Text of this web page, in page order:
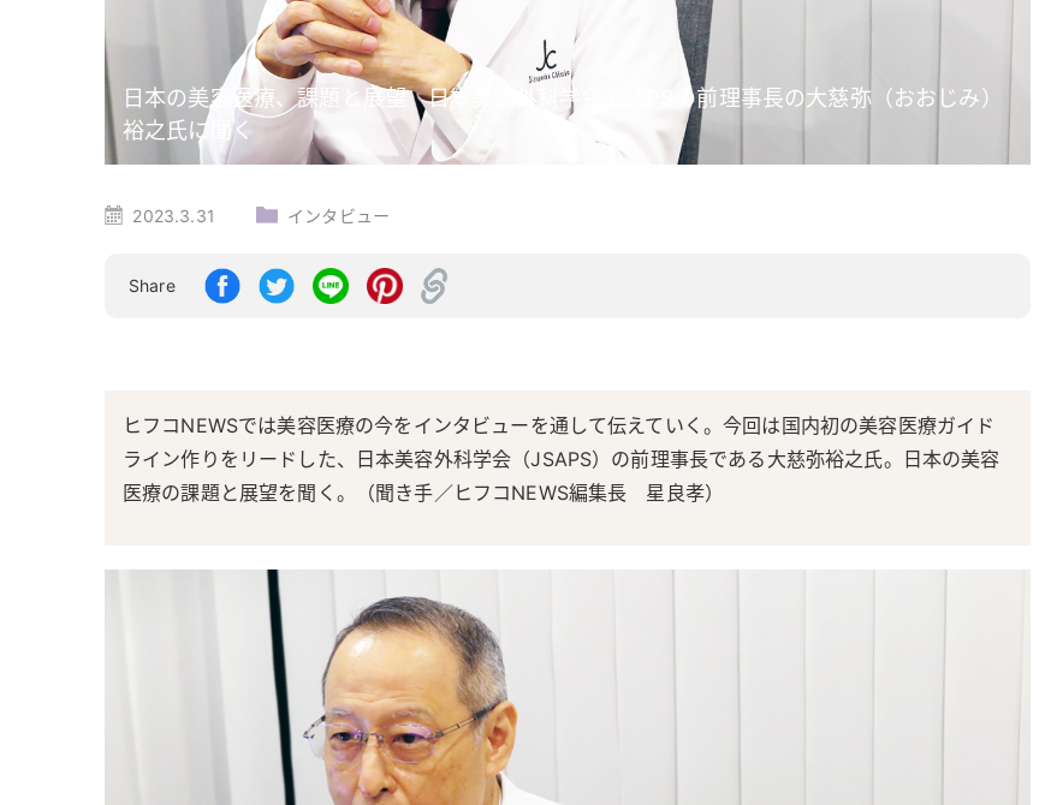
日本の美容医療、課題と展望 日本美容外科学会JSAPSの前理事長の大慈弥（おおじみ）
裕之氏に聞く
2023.3.31 インタビュー
Share
ヒフコNEWSでは美容医療の今をインタビューを通して伝えていく。今回は国内初の美容医療ガイド
ライン作りをリードした、日本美容外科学会（JSAPS）の前理事長である大慈弥裕之氏。日本の美容
医療の課題と展望を聞く。（聞き手／ヒフコNEWS編集長 星良孝）